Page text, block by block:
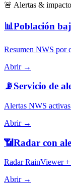
🚨 Alertas & impacto
📊Población
Resumen NWS por
Abrir →
📡Servicio de
Alertas NWS
Abrir →
📶Radar con
Radar RainViewer
Abrir →